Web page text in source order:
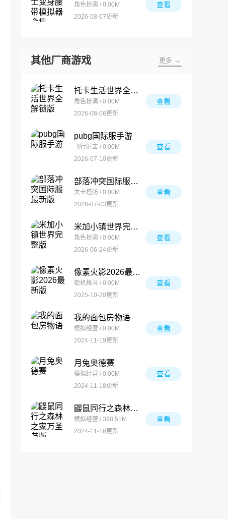
角色扮演 / 0.00M
2026-08-07更新
查看
其他厂商游戏 更多 →
托卡生活世界全解锁版
角色扮演 / 0.00M
2026-08-06更新
查看
pubg国际服手游
飞行射击 / 0.00M
2026-07-10更新
查看
部落冲突国际服最新版
关卡塔防 / 0.00M
2026-07-03更新
查看
米加小镇世界完整版
角色扮演 / 0.00M
2026-06-24更新
查看
像素火影2026最新版
街机格斗 / 0.00M
2025-10-20更新
查看
我的面包房物语
模拟经营 / 0.00M
2024-11-19更新
查看
月兔奥德赛
模拟经营 / 0.00M
2024-11-18更新
查看
鼹鼠同行之森林之家万圣节版
模拟经营 / 398.51M
2024-11-16更新
查看